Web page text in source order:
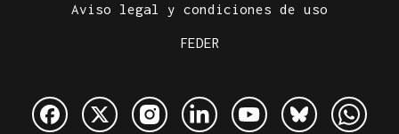
Aviso legal y condiciones de uso
FEDER